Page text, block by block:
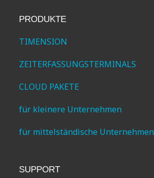
PRODUKTE
TIMENSION
ZEITERFASSUNGSTERMINALS
CLOUD PAKETE
für kleinere Unternehmen
für mittelständische Unternehmen
SUPPORT